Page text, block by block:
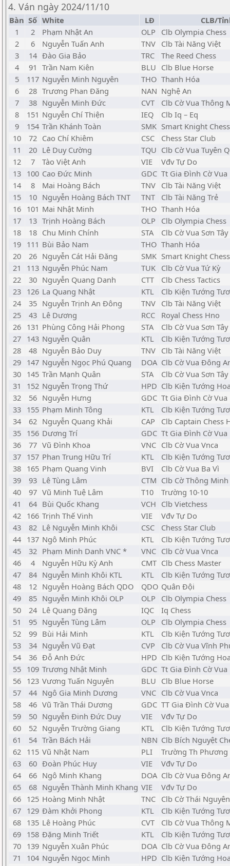
4. Ván ngày 2024/11/10
Bàn Số White LĐ
CLB/
1
2 Phạm Nhật An OLP
Clb Olympia Chess
2
6 Nguyễn Tuấn Anh TNV Clb Tài Năng Việt
3
14 Đào Gia Bảo TRC
The Reed Chess
4
91 Trần Nam Kiên BLU Clb Blue Horse
5
117 Nguyễn Minh Nguyên THO Thanh Hóa
6
28 Trương Phan Đăng NAN Nghệ An
7
38 Nguyễn Minh Đức CVT
Clb Cờ Vua Thông
8
151 Nguyễn Chí Thiện IEQ
Clb Iq – Eq
9
154 Trần Khánh Toàn SMK Smart Knight Chess
10
72 Cao Chí Khiêm CSC
Chess Star Club
11
20 Lê Duy Cường TQU Clb Cờ Vua Tuyên
12
7 Tào Việt Anh VIE
Vđv Tự Do
13 100 Cao Đức Minh GDC Tt Gia Đình Cờ Vua
14
8 Mai Hoàng Bách TNV Clb Tài Năng Việt
15
10 Nguyễn Hoàng Bách TNT TNT
Clb Tài Năng Trẻ
16 101 Mai Nhật Minh THO Thanh Hóa
17
13 Trịnh Hoàng Bách OLP
Clb Olympia Chess
18
18 Chu Minh Chính STA
Clb Cờ Vua Sơn Tây
19 111 Bùi Bảo Nam THO Thanh Hóa
20
26 Nguyễn Cát Hải Đăng SMK Smart Knight Chess
21
113 Nguyễn Phúc Nam TUK Clb Cờ Vua Tứ Kỳ
22
30 Nguyễn Quang Danh CTT
Clb Chess Tactics
23 126 La Quang Nhật KTL
Clb Kiện Tướng
24
35 Nguyễn Trịnh An Đông TNV Clb Tài Năng Việt
25
43 Lê Dương RCC
Royal Chess Hno
26 131 Phùng Công Hải Phong STA
Clb Cờ Vua Sơn Tây
27 143 Nguyễn Quân KTL
Clb Kiện Tướng
28
48 Nguyễn Bảo Duy TNV Clb Tài Năng Việt
29 147 Nguyễn Ngọc Phú Quang DOA Clb Cờ Vua Đông
30 145 Trần Mạnh Quân STA
Clb Cờ Vua Sơn Tây
31
152 Nguyễn Trọng Thứ HPD Clb Kiện Tướng
32
56 Nguyễn Hưng GDC Tt Gia Đình Cờ Vua
33 155 Phạm Minh Tông KTL
Clb Kiện Tướng
34
62 Nguyễn Quang Khải CAP
Clb Captain Chess
35 156 Dương Trí GDC Tt Gia Đình Cờ Vua
36
77 Vũ Đình Khoa VNC Clb Cờ Vua Vnca
37 157 Phan Trung Hữu Trí KTL
Clb Kiện Tướng
38 165 Phạm Quang Vinh BVI
Clb Cờ Vua Ba Vì
39
93 Lê Tùng Lâm CTM Clb Cờ Thông Minh
40
97 Vũ Minh Tuệ Lâm T10
Trường 10-10
41
64 Bùi Quốc Khang VCH Clb Vietchess
42 166 Trịnh Thế Vinh VIE
Vđv Tự Do
43
82 Lê Nguyễn Minh Khôi CSC
Chess Star Club
44 137 Ngô Minh Phúc KTL
Clb Kiện Tướng
45
32 Phạm Minh Danh VNC * VNC Clb Cờ Vua Vnca
46
4 Nguyễn Hữu Kỳ Anh CMT Clb Chess Master
47
84 Nguyễn Minh Khôi KTL KTL
Clb Kiện Tướng
48
12 Nguyễn Hoàng Bách QDO QDO Quân Đội
49
85 Nguyễn Minh Khôi OLP OLP
Clb Olympia Chess
50
24 Lê Quang Đăng IQC
Iq Chess
51
95 Nguyễn Tùng Lâm OLP
Clb Olympia Chess
52
99 Bùi Hải Minh KTL
Clb Kiện Tướng
53
34 Nguyễn Vũ Đạt CVP
Clb Cờ Vua Vĩnh
54
36 Đỗ Anh Đức HPD Clb Kiện Tướng
55 109 Trương Nhật Minh GDC Tt Gia Đình Cờ Vua
56 123 Vương Tuấn Nguyên BLU Clb Blue Horse
57
44 Ngô Gia Minh Dương VNC Clb Cờ Vua Vnca
58
46 Vũ Trần Thái Dương GDC TT Gia Đình Cờ Vua
59
50 Nguyễn Đinh Đức Duy VIE
Vđv Tự Do
60
52 Nguyễn Trường Giang KTL
Clb Kiện Tướng
61
54 Trần Bách Hải NBN Clb Bích Nguyệt
62 115 Vũ Nhật Nam PLI
Trường Th Phương
63
60 Đoàn Phúc Huy VIE
Vđv Tự Do
64
66 Ngô Minh Khang DOA Clb Cờ Vua Đông
65
68 Nguyễn Thành Minh Khang VIE
Vđv Tự Do
66 125 Hoàng Minh Nhật TNC Clb Cờ Thái Nguyên
67 129 Đàm Khởi Phong KTL
Clb Kiện Tướng
68 135 Lê Hoàng Phúc CVT
Clb Cờ Vua Thông
69 158 Đặng Minh Triết KTL
Clb Kiện Tướng
70 139 Nguyễn Xuân Phúc DOA Clb Cờ Vua Đông
71
104 Nguyễn Ngọc Minh HPD Clb Kiện Tướng